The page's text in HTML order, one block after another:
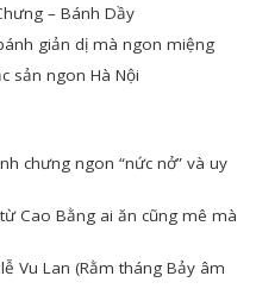
– Bánh Dầy
giản dị mà ngon miệng
sản ngon Hà Nội
chưng ngon “nức nở” và uy
Cao Bằng ai ăn cũng mê mà
Vu Lan (Rằm tháng Bảy âm